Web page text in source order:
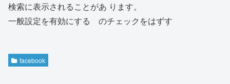
検索に表示されることがあ ります。
一般設定を有効にする のチェックをはずす
facebook